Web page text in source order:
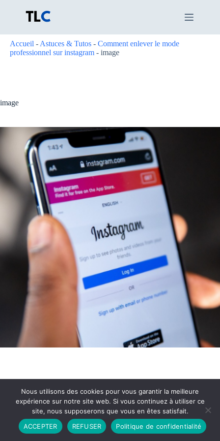
Accueil - Astuces & Tutos - Comment enlever le mode
professionnel sur instagram - image
image
Partenariat Contact
Politique de Confidentialité
CGU
Copyright © 2026 - Propulsé par DIEUDUDIABLE
Nous utilisons des cookies pour vous garantir la meilleure
expérience sur notre site web. Si vous continuez à utiliser ce
site, nous supposerons que vous en êtes satisfait.
ACCEPTER
REFUSER Politique de confidentialité